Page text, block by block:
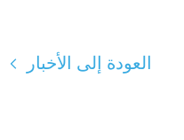
العودة إلى الأخبار